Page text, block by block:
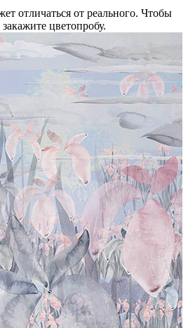
отличаться от реального. Чтобы
цветопробу.